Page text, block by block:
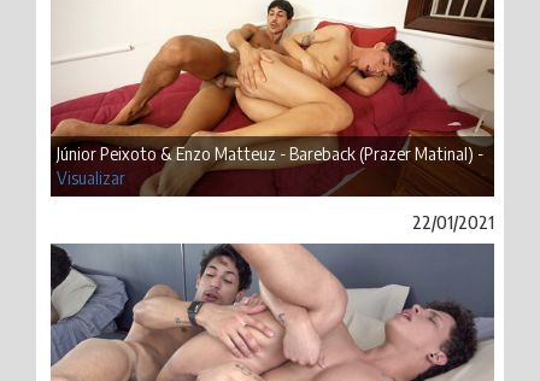
Júnior Peixoto & Enzo Matteuz - Bareback (Prazer Matinal) -
Visualizar
22/01/2021